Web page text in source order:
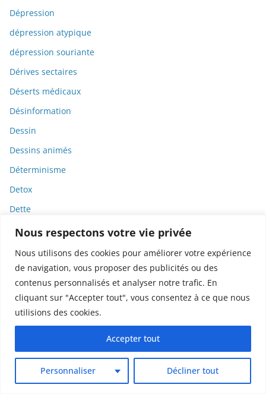
Nous respectons votre vie privée
Nous utilisons des cookies pour améliorer votre expérience
de navigation, vous proposer des publicités ou des
contenus personnalisés et analyser notre trafic. En
cliquant sur "Accepter tout", vous consentez à ce que nous
utilisions des cookies.
Personnaliser Décliner tout
Accepter tout
Dépression
dépression atypique
dépression souriante
Dérives sectaires
Déserts médicaux
Désinformation
Dessin
Dessins animés
Déterminisme
Detox
Dette
Dette immunitaire
Deux-roues
DGCCRF
Diabète
Diagnostic
Didier Raoult
Diffamation
Dignité